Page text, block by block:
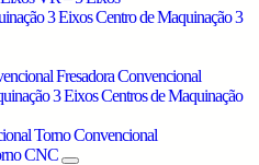
3 EixosCentro de Maquinação 3
Fresadora Convencional
3 EixosCentros de Maquinação
Torno Convencional
CNC